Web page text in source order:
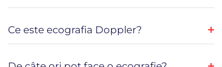
Ce este ecografia Doppler?